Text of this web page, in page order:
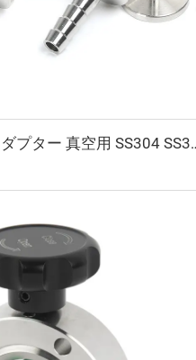
KFホースバーブアダプター 真空用 SS304